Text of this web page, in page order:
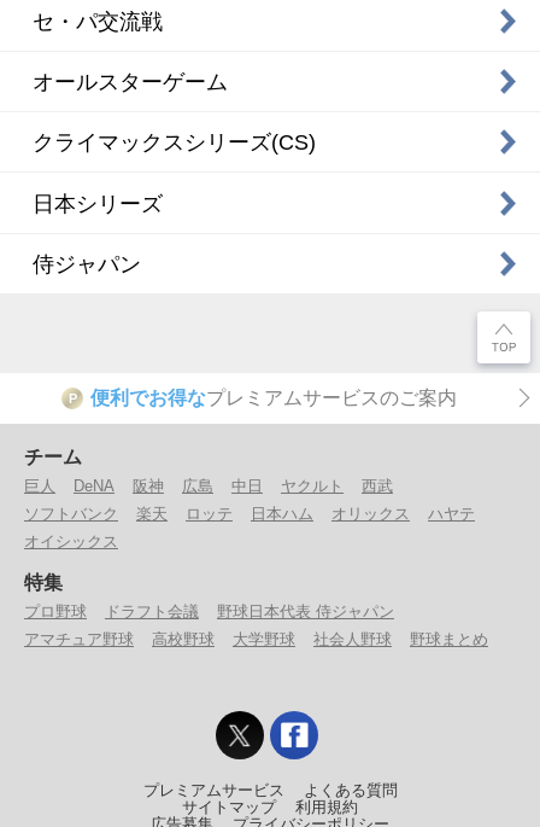
セ・パ交流戦
オールスターゲーム
クライマックスシリーズ(CS)
日本シリーズ
侍ジャパン
P 便利でお得なプレミアムサービスのご案内
チーム
巨人 DeNA 阪神 広島 中日 ヤクルト
西武
ソフトバンク
楽天 ロッテ 日本ハム オリックス
ハヤテ
オイシックス
特集
プロ野球 ドラフト会議
野球日本代表 侍ジャパン
アマチュア野球
高校野球 大学野球 社会人野球 野球まとめ
プレミアムサービス
よくある質問
サイトマップ
利用規約